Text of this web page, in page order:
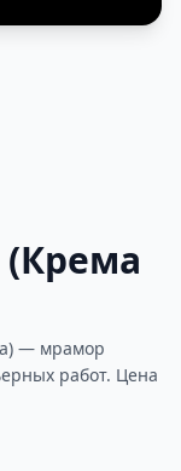
(Крема
— мрамор
работ. Цена